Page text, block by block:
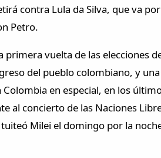
contra Lula da Silva, que va
Petro.
primera vuelta de las
del pueblo colombiano, y
en especial, en los
al concierto de las Naciones
tuiteó Milei el domingo por la